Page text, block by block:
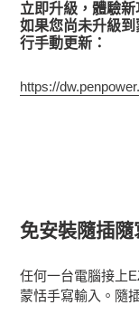
立即升級，體驗新
如果您尚未升級
行手動更新：
https://
免安裝隨插隨
任何一台電腦接上
蒙恬手寫輸入。隨